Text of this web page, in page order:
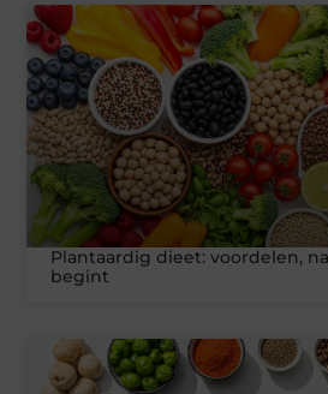
Plantaardig dieet: voordelen,
begint